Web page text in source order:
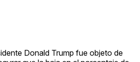
Donald Trump fue objeto de